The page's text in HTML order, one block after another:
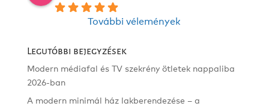
További vélemények
Legutóbbi bejegyzések
Modern médiafal és TV szekrény ötletek nappaliba
2026-ban
A modern minimál ház lakberendezése – a